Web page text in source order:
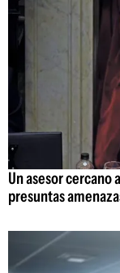
Un asesor cercano
presuntas